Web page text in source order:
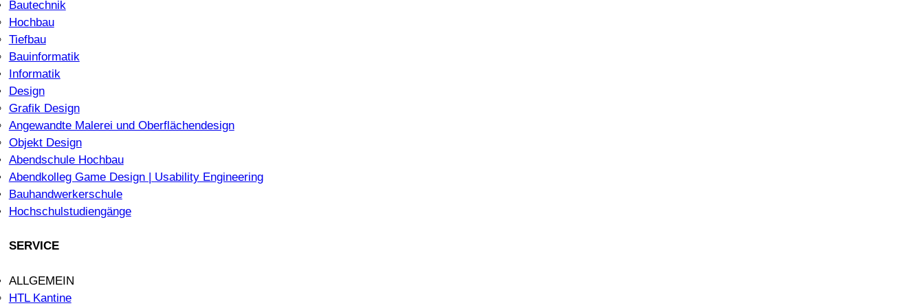
Bautechnik
Hochbau
Tiefbau
Bauinformatik
Informatik
Design
Grafik Design
Angewandte Malerei und Oberflächendesign
Objekt Design
Abendschule Hochbau
Abendkolleg Game Design | Usability Engineering
Bauhandwerkerschule
Hochschulstudiengänge
SERVICE
ALLGEMEIN
HTL Kantine